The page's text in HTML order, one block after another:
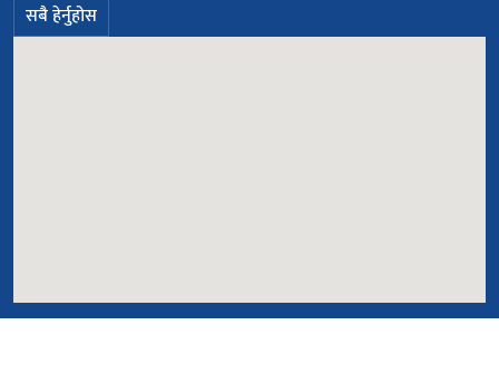
सबै हेर्नुहोस